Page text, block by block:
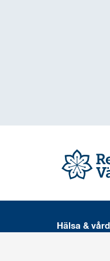
Hälsa & vård